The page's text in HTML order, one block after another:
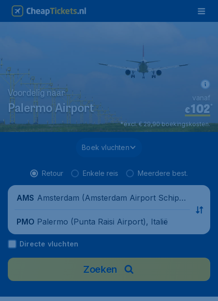
Voordelig naar
Palermo Airport €102*
vanaf
*excl. € 29,90 boekingskosten.
Boek vluchten
Retour Enkele reis Meerdere best.
AMS Amsterdam (Amsterdam Airport Schipho
PMO Palermo (Punta Raisi Airport), Italië
Directe vluchten
Zoeken